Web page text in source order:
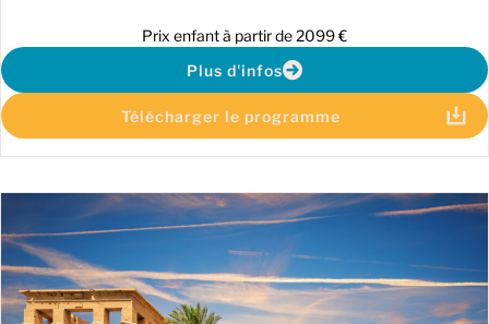
Prix enfant à partir de 2099 €
Plus d'infos
Télécharger le programme